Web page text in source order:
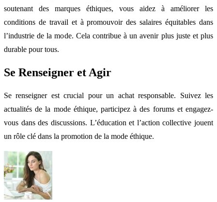
soutenant des marques éthiques, vous aidez à améliorer les
conditions de travail et à promouvoir des salaires équitables dans
l’industrie de la mode. Cela contribue à un avenir plus juste et plus
durable pour tous.
Se Renseigner et Agir
Se renseigner est crucial pour un achat responsable. Suivez les
actualités de la mode éthique, participez à des forums et engagez-
vous dans des discussions. L’éducation et l’action collective jouent
un rôle clé dans la promotion de la mode éthique.